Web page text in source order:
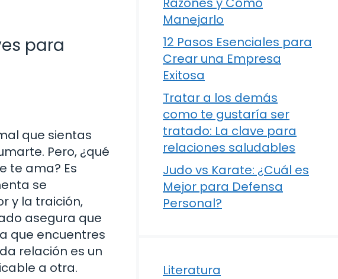
para
que sientas
Pero, ¿qué
te ama? Es
se
y la traición,
asegura que
que encuentres
relación es un
a otra.
Manejarlo
12 Pasos Esenciales para
Crear una Empresa
Exitosa
Tratar a los demás
como te gustaría ser
tratado: La clave para
relaciones saludables
Judo vs Karate: ¿Cuál es
Mejor para Defensa
Personal?
Literatura